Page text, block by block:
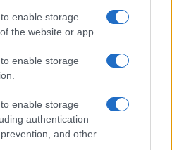
enable storage
the website or app.
enable storage
enable storage
authentication
and other
definire un piano
tutoraggi.
nei primi mesi riduce
delle performance.
aggiornare documenti e
e scadenze, verificare
e riposi, concordare